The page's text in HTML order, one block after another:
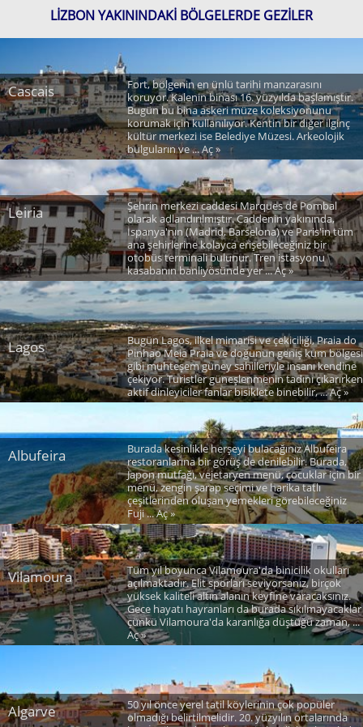
LIZBON YAKININDAKI BÖLGELERDE GEZILER
Cascais
Fort, bölgenin en ünlü tarihi manzarasını
koruyor. Kalenin binası 16. yüzyılda başlamıştır.
Bugün bu bina askeri müze koleksiyonunu
korumak için kullanılıyor. Kentin bir diğer ilginç
kültür merkezi ise Belediye Müzesi. Arkeolojik
bulguların ve ... Aç »
Leiria
Şehrin merkezi caddesi Marques de Pombal
olarak adlandırılmıştır. Caddenin yakınında,
İspanya'nın (Madrid, Barselona) ve Paris'in tüm
ana şehirlerine kolayca erişebileceğiniz bir
otobüs terminali bulunur. Tren istasyonu
kasabanın banliyösünde yer ... Aç »
Lagos
Bugün Lagos, ilkel mimarisi ve çekiciliği, Praia do
Pinhao Meia Praia ve doğunun geniş kum bölgesi
gibi muhteşem güney sahilleriyle insanı kendine
çekiyor. Turistler güneşlenmenin tadını çıkarırken
aktif dinleyiciler fanlar bisiklete binebilir, ... Aç »
Albufeira
Burada kesinlikle herşeyi bulacağınız Albufeira
restoranlarına bir görüş de denilebilir. Burada,
Japon mutfağı, vejetaryen menü, çocuklar için bir
menü, zengin şarap seçimi ve harika tatlı
çeşitlerinden oluşan yemekleri görebileceğiniz
Fuji ... Aç »
Vilamoura
Tüm yıl boyunca Vilamoura'da binicilik okulları
açılmaktadır. Elit sporları seviyorsanız, birçok
yüksek kaliteli altın alanın keyfine varacaksınız.
Gece hayatı hayranları da burada sıkılmayacaklar
çünkü Vilamoura'da karanlığa düştüğü zaman, ...
Aç »
Algarve
50 yıl önce yerel tatil köylerinin çok popüler
olmadığı belirtilmelidir. 20. yüzyılın ortalarında